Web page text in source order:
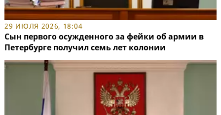
29 ИЮЛЯ 2026, 18:04
Сын первого осужденного за фейки об армии в
Петербурге получил семь лет колонии